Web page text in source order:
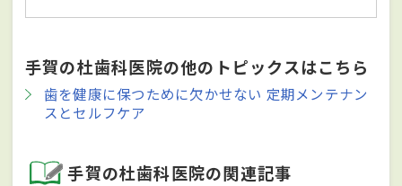
手賀の杜歯科医院の他のトピックスはこちら
歯を健康に保つために欠かせない 定期メンテナン
スとセルフケア
手賀の杜歯科医院の関連記事